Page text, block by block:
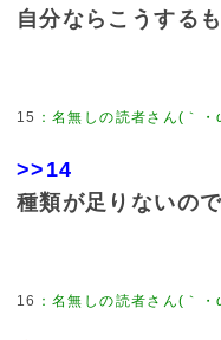
自分ならこうする
15 ：名無しの読者さん(｀・
>>14
種類が足りないの
16 ：名無しの読者さん(｀・